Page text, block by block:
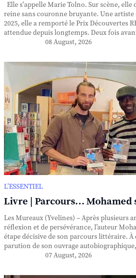
Elle s'appelle Marie Tolno. Sur scène, elle
reine sans couronne bruyante. Une artiste
2025, elle a remporté le Prix Découvertes
attendue depuis longtemps. Deux fois
08 August, 2026
L’ESSENTIEL
Livre | Parcours… Mohamed
Les Mureaux (Yvelines) – Après plusieurs
réflexion et de persévérance, l’auteur
étape décisive de son parcours littéraire. À
parution de son ouvrage
07 August, 2026